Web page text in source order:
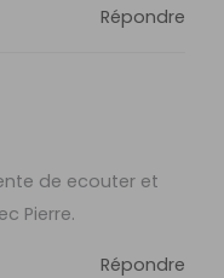
Répondre
de ecouter et
Pierre.
Répondre